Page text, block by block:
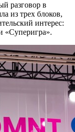
разговор в
из трех блоков,
интерес:
«Суперигра».